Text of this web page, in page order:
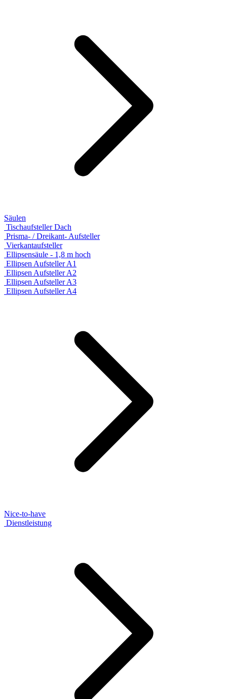
Säulen
Tischaufsteller Dach
Prisma- / Dreikant- Aufsteller
Vierkantaufsteller
Ellipsensäule - 1,8 m hoch
Ellipsen Aufsteller A1
Ellipsen Aufsteller A2
Ellipsen Aufsteller A3
Ellipsen Aufsteller A4
Nice-to-have
Dienstleistung